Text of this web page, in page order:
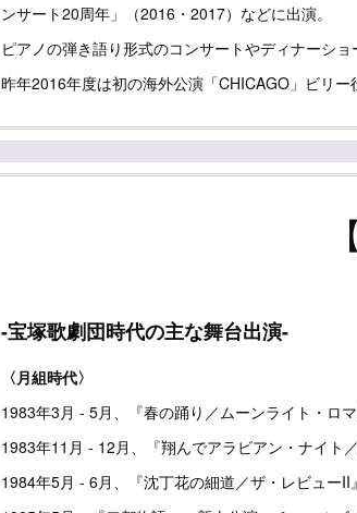
ンサート20周年」（2016・2017）などに出演。
ピアノの弾き語り形式のコンサートやディナーショ
昨年2016年度は初の海外公演「CHICAGO」ビリー
-宝塚歌劇団時代の主な舞台出演-
〈月組時代〉
1983年3月 - 5月、『春の踊り／ムーンライト・ロ
1983年11月 - 12月、『翔んでアラビアン・ナイト
1984年5月 - 6月、『沈丁花の細道／ザ・レビュー